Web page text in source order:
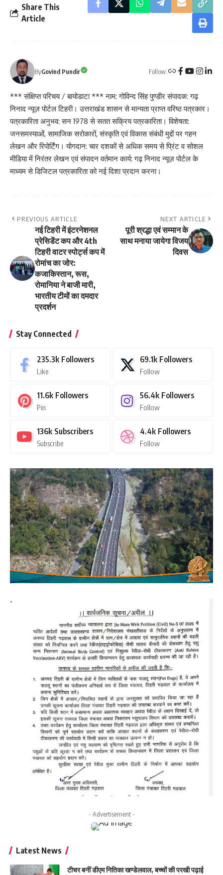
Share This
Article
ByGovind Pundir Follow:
*** संक्षिप्त परिचय / बायोडाटा *** नाम: गोविन्द सिंह पुण्डीर संपादक: गढ़
निनाद न्यूज़ पोर्टल टिहरी। उत्तराखंड शासन से मान्यता प्राप्त वरिष्ठ पत्रकार।
पत्रकारिता अनुभव: सन 1978 से सतत सक्रिय पत्रकारिता। विशेषता:
जनसमस्याओं, सामाजिक सरोकारों, संस्कृति एवं विकास संबंधी मुद्दों पर गहन
लेखन और रिपोर्टिंग। योगदान: चार दशकों से अधिक समय से प्रिंट व सोशल
मीडिया में निरंतर लेखन एवं संपादन वर्तमान कार्य: गढ़ निनाद न्यूज़ पोर्टल के
माध्यम से डिजिटल पत्रकारिता को नई दिशा प्रदान करना।
PREVIOUS ARTICLE
नई टिहरी में इंटरनेशनल
प्रेसिडेंट कप और 4th
टिहरी वाटर स्पोर्ट्स कप में
रोमांच का जोर:
कजाकिस्तान, रूस,
रोमानिया ने बाजी मारी,
भारतीय टीमों का दमदार
प्रदर्शन
NEXT ARTICLE
पूरी श्रद्धा एवं सम्मान के
साथ मनाया जायेगा विजय
दिवस
Stay Connected
235.3k Followers
Like
69.1k Followers
Follow
11.6k Followers
Pin
56.4k Followers
Follow
136k Subscribers
Subscribe
4.4k Followers
Follow
- Advertisement -
Latest News
टीचर बनीं डीएम नितिका खण्डेलवाल, बच्चों की परखी पढ़ाई